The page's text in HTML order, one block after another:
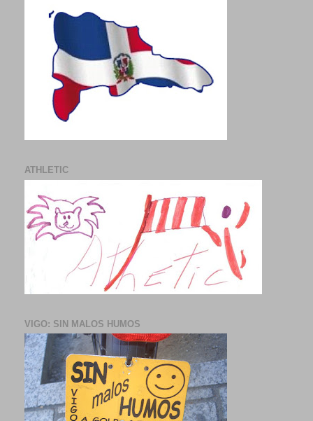
ATHLETIC
VIGO: SIN MALOS HUMOS